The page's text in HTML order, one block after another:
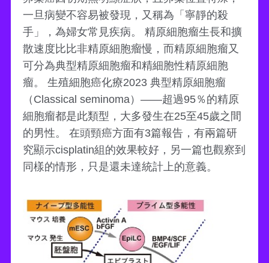
一旦病變不容易被發現，又稱為「寧靜的殺
手」，為婦女常見疾病。 精原細胞瘤生長和擴
散速度比比非精原細胞瘤慢，而精原細胞瘤又
可分為典型精原細胞瘤和精細胞性精原細胞
瘤。 生殖細胞癌化療2023 典型精原細胞瘤
（Classical seminoma）——超過95％的精原
細胞瘤都是此類型，大多發生在25至45歲之間
的男性。 在頭頸癌方面有3篇報告，有兩篇研
究顯示cisplatin組的效果較好，另一篇也觀察到
同樣的情形，只是還未達統計上的意義。